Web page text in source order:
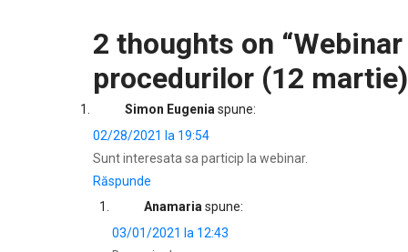
2 thoughts on “
procedurilor (12 martie)
Simon Eugenia spune:
02/28/2021 la 19:54
Sunt interesata sa particip la webinar.
Răspunde
Anamaria spune:
03/01/2021 la 12:43